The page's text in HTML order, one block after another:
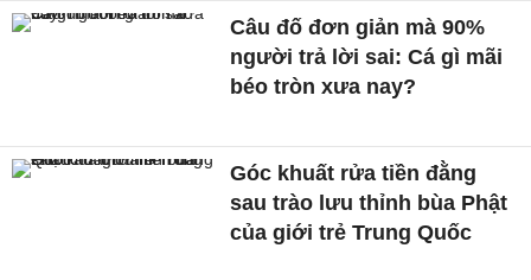
Câu đố đơn giản mà 90%
người trả lời sai: Cá gì mãi
béo tròn xưa nay?
Góc khuất rửa tiền đằng
sau trào lưu thỉnh bùa Phật
của giới trẻ Trung Quốc